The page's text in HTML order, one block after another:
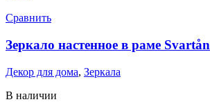
Сравнить
Зеркало настенное в раме Svartån
Декор для дома, Зеркала
В наличии